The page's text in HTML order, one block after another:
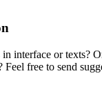
interface or texts?
free to send